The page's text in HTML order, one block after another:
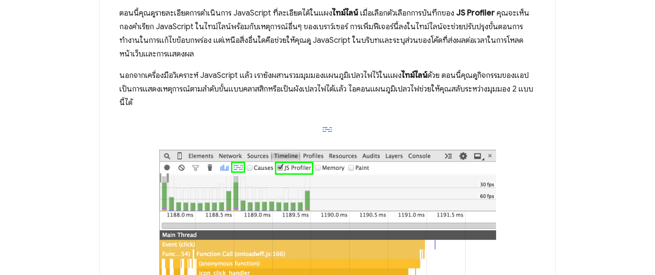
ตอนนี้คุณดูรายละเอียดการดำเนินการ JavaScript ที่ละเอียดได้ในแผงไทม์ไลน์ เมื่อเลือกตัวเลือกการบันทึกของ JS Profiler คุณจะเห็น
กองคําเรียก JavaScript ในไทม์ไลน์พร้อมกับเหตุการณ์อื่นๆ ของเบราว์เซอร์ การเพิ่มฟีเจอร์นี้ลงในไทม์ไลน์จะช่วยปรับปรุงขั้นตอนการ
ทำงานในการแก้ไขข้อบกพร่อง แต่เหนือสิ่งอื่นใดคือช่วยให้คุณดู JavaScript ในบริบทและระบุส่วนของโค้ดที่ส่งผลต่อเวลาในการโหลด
หน้าเว็บและการแสดงผล
นอกจากเครื่องมือวิเคราะห์ JavaScript แล้ว เรายังผสานรวมมุมมองแผนภูมิเปลวไฟไว้ในแผงไทม์ไลน์ด้วย ตอนนี้คุณดูกิจกรรมของแอป
เป็นการแสดงเหตุการณ์ตามลำดับขั้นแบบคลาสสิกหรือเป็นผังเปลวไฟได้แล้ว ไอคอนแผนภูมิเปลวไฟช่วยให้คุณสลับระหว่างมุมมอง 2 แบบ
นี้ได้